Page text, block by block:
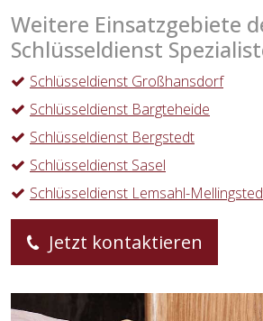
Weitere Einsatzgebiete
Schlüsseldienst
Schlüsseldienst Großhansdorf
Schlüsseldienst Bargteheide
Schlüsseldienst Bergstedt
Schlüsseldienst Sasel
Schlüsseldienst Lemsahl-
Jetzt kontaktieren